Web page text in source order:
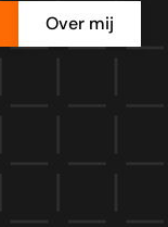
Over mij